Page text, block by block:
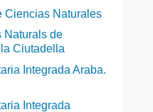
Ciencias Naturales
Naturals de
Ciutadella
Integrada Araba.
Integrada